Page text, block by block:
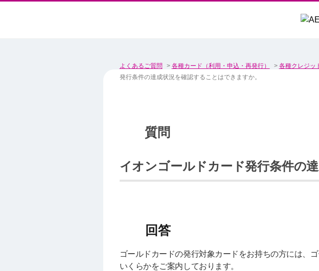
よくあるご質問 > 各種カード（利用・申込・再発行） > 各種クレジッ
発行条件の達成状況を確認することはできますか。
イオンゴールドカード発行条件の
ゴールドカードの発行対象カードをお持ちの方には、
いくらかをご案内しております。